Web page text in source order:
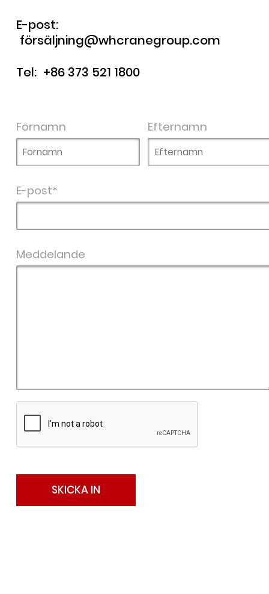
E-post:
försäljning@whcranegroup.com
Tel: +86 373 521 1800
Förnamn Efternamn
E-post*
Meddelande